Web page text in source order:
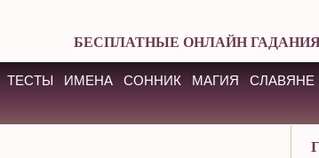
БЕСПЛАТНЫЕ ОНЛАЙН
ТЕСТЫ ИМЕНА СОННИК МАГИЯ СЛАВЯНЕ